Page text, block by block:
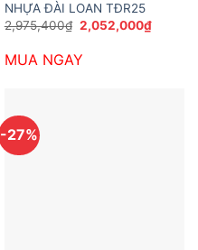
NHỰA ĐÀI LOAN TĐR25
2,975,400₫ Giá
gốc
2,975,400₫.
2,052,000₫Giá
hiện
MUA NGAY
-27%